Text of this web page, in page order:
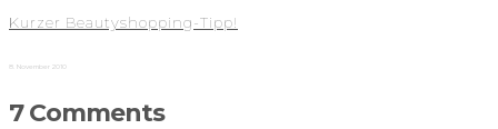
Kurzer Beautyshopping-Tipp!
8. November 2010
7 Comments